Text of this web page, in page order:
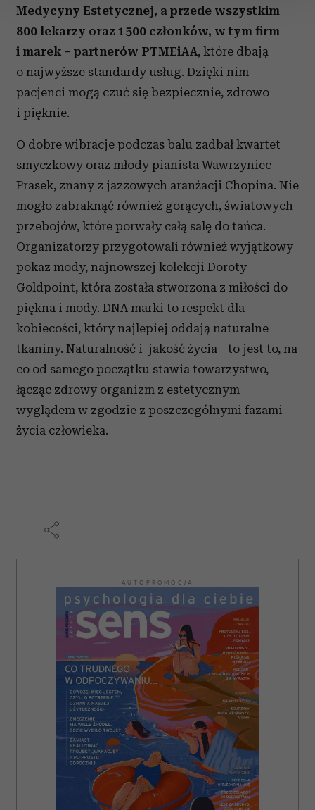
Wykorzystujemy pliki cookie do spersonalizowania treści
i reklam, aby oferować funkcje społecznościowe i
analizować ruch w naszej witrynie. Informacje o tym, jak
korzystasz z naszej witryny, udostępniamy partnerom
społecznościowym, reklamowym i analitycznym.
Partnerzy mogą połączyć te informacje z innymi danymi
korzystania z ich usług.
Medycyny Estetycznej, a przede wszystkim
800 lekarzy oraz 1500 członków, w tym firm
i marek – partnerów PTMEiAA, które dbają
o najwyższe standardy usług. Dzięki nim
pacjenci mogą czuć się bezpiecznie, zdrowo
i pięknie.
O dobre wibracje podczas balu zadbał kwartet
smyczkowy oraz młody pianista Wawrzyniec
Prasek, znany z jazzowych aranżacji Chopina. Nie
mogło zabraknąć również gorących, światowych
przebojów, które porwały całą salę do tańca.
Organizatorzy przygotowali również wyjątkowy
pokaz mody, najnowszej kolekcji Doroty
Goldpoint, która została stworzona z miłości do
piękna i mody. DNA marki to respekt dla
kobiecości, który najlepiej oddają naturalne
tkaniny. Naturalność i jakość życia - to jest to, na
co od samego początku stawia towarzystwo,
łącząc zdrowy organizm z estetycznym
wyglądem w zgodzie z poszczególnymi fazami
życia człowieka.
AUTOPROMOCJA